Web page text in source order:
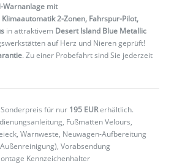
Warnanlage mit
2-Zonen, Fahrspur-Pilot,
in attraktivem Desert Island Blue Metallic
auf Herz und Nieren geprüft!
. Zu einer Probefahrt sind Sie jederzeit
für nur 195 EURerhältlich.
Fußmatten Velours,
Warnweste, Neuwagen-Aufbereitung
Vorabsendung
Kennzeichenhalter